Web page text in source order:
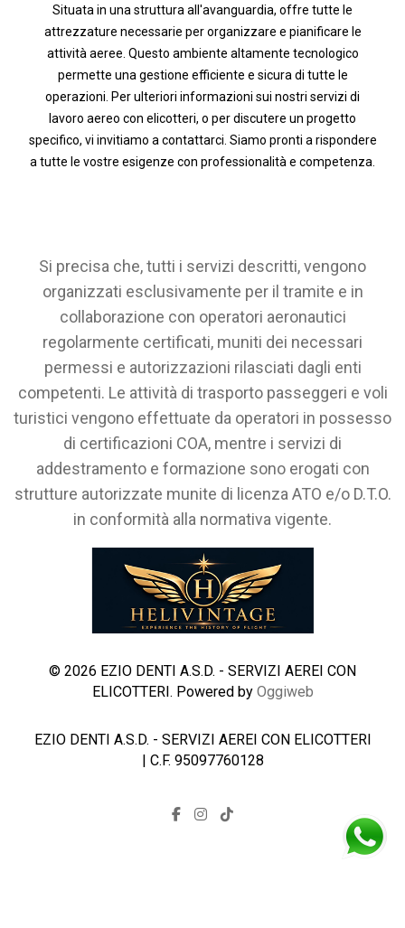
Situata in una struttura all'avanguardia, offre tutte le
attrezzature necessarie per organizzare e pianificare le
attività aeree. Questo ambiente altamente tecnologico
permette una gestione efficiente e sicura di tutte le
operazioni. Per ulteriori informazioni sui nostri servizi di
lavoro aereo con elicotteri, o per discutere un progetto
specifico, vi invitiamo a contattarci. Siamo pronti a rispondere
a tutte le vostre esigenze con professionalità e competenza.
Si precisa che, tutti i servizi descritti, vengono
organizzati esclusivamente per il tramite e in
collaborazione con operatori aeronautici
regolarmente certificati, muniti dei necessari
permessi e autorizzazioni rilasciati dagli enti
competenti. Le attività di trasporto passeggeri e voli
turistici vengono effettuate da operatori in possesso
di certificazioni COA, mentre i servizi di
addestramento e formazione sono erogati con
strutture autorizzate munite di licenza ATO e/o D.T.O.
in conformità alla normativa vigente.
© 2026 EZIO DENTI A.S.D. - SERVIZI AEREI CON
ELICOTTERI. Powered by Oggiweb
EZIO DENTI A.S.D. - SERVIZI AEREI CON ELICOTTERI
| C.F. 95097760128